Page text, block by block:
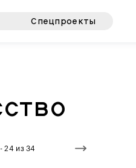
Спецпроекты
24 из 34